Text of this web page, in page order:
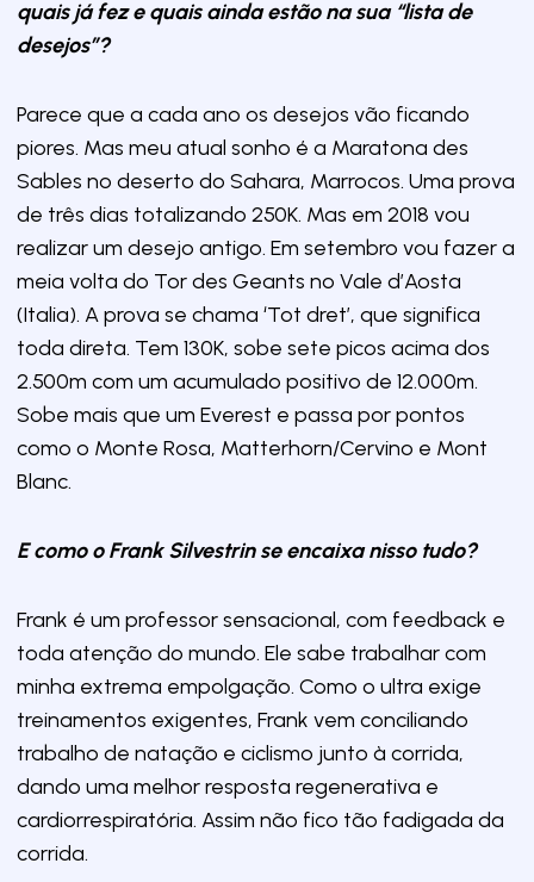
quais já fez e quais ainda estão na sua “lista de
desejos”?
Parece que a cada ano os desejos vão ficando
piores. Mas meu atual sonho é a Maratona des
Sables no deserto do Sahara, Marrocos. Uma prova
de três dias totalizando 250K. Mas em 2018 vou
realizar um desejo antigo. Em setembro vou fazer a
meia volta do Tor des Geants no Vale d’Aosta
(Italia). A prova se chama ‘Tot dret’, que significa
toda direta. Tem 130K, sobe sete picos acima dos
2.500m com um acumulado positivo de 12.000m.
Sobe mais que um Everest e passa por pontos
como o Monte Rosa, Matterhorn/Cervino e Mont
Blanc.
E como o Frank Silvestrin se encaixa nisso tudo?
Frank é um professor sensacional, com feedback e
toda atenção do mundo. Ele sabe trabalhar com
minha extrema empolgação. Como o ultra exige
treinamentos exigentes, Frank vem conciliando
trabalho de natação e ciclismo junto à corrida,
dando uma melhor resposta regenerativa e
cardiorrespiratória. Assim não fico tão fadigada da
corrida.